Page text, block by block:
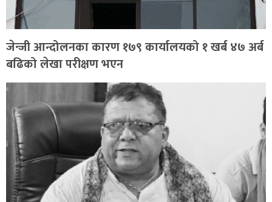
जेन्जी आन्दोलनका कारण १७९ कार्यालयको १ खर्ब ४७ अर्ब
बढिको लेखा परीक्षण भएन